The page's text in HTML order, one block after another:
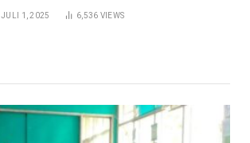
JULI 1, 2025 6,536 VIEWS